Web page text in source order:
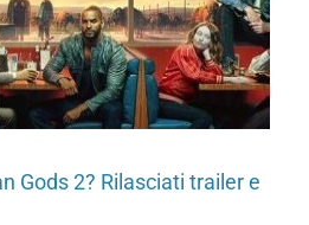
Gods 2? Rilasciati trailer e